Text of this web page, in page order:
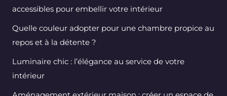
accessibles pour embellir votre intérieur
Quelle couleur adopter pour une chambre propice au
repos et à la détente ?
Luminaire chic : l’élégance au service de votre
intérieur